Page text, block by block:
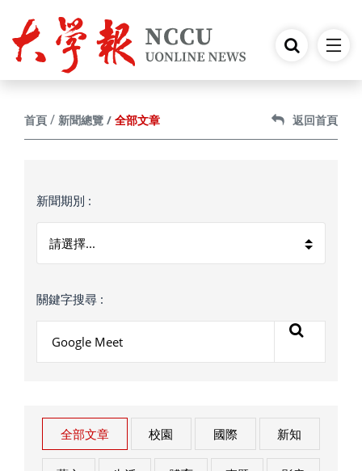
首頁 新聞總覽 全部文章 返回首頁
新聞期別 :
關鍵字搜尋 :
全部文章 校園 國際 新知